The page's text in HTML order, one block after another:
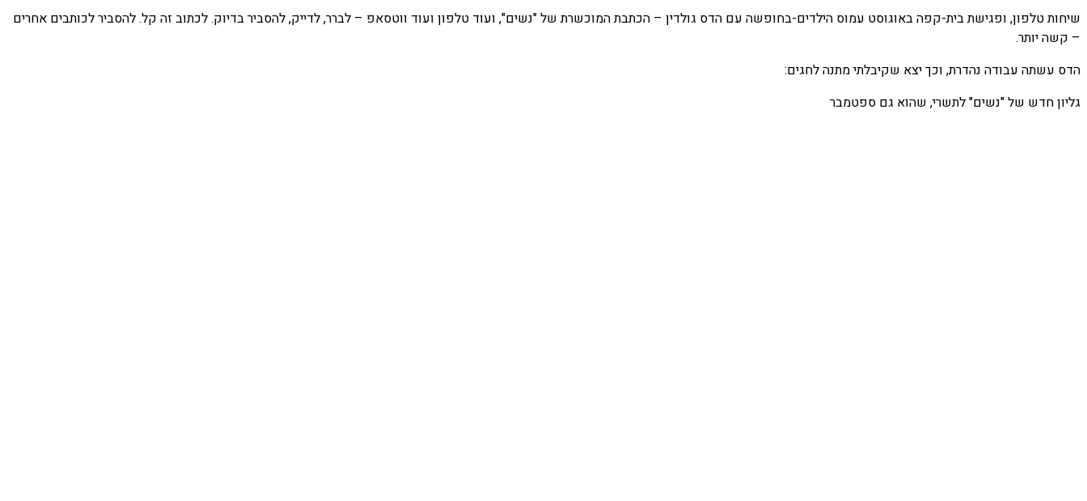
שיחות טלפון, ופגישת בית-קפה באוגוסט עמוס הילדים-בחופשה עם הדס גולדין – הכתבת המוכשרת של "נשים", ועוד טלפון ועוד ווטסאפ – לברר, לדייק, להסביר בדיוק. לכתוב זה קל. להסביר לכותבים אחרים
– קשה יותר.
הדס עשתה עבודה נהדרת, וכך יצא שקיבלתי מתנה לחגים:
גליון חדש של "נשים" לתשרי, שהוא גם ספטמבר